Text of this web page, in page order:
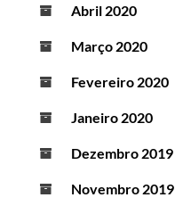
Abril 2020
Março 2020
Fevereiro 2020
Janeiro 2020
Dezembro 2019
Novembro 2019